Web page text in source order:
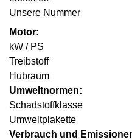
Unsere Nummer
Motor:
kW / PS
Treibstoff
Hubraum
Umweltnormen:
Schadstoffklasse
Umweltplakette
Verbrauch und